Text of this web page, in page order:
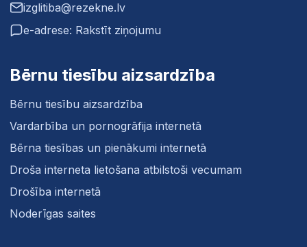
izglitiba@rezekne.lv
e-adrese: Rakstīt ziņojumu
Bērnu tiesību aizsardzība
Bērnu tiesību aizsardzība
Vardarbība un pornogrāfija internetā
Bērna tiesības un pienākumi internetā
Droša interneta lietošana atbilstoši vecumam
Drošība internetā
Noderīgas saites